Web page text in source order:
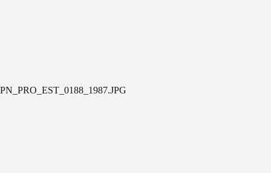
PN_PRO_EST_0188_1987.JPG